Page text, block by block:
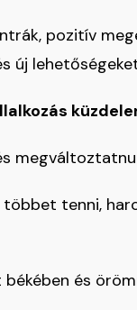
pozitív
új
tenni,
és